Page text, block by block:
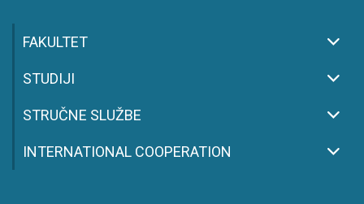
FAKULTET
STUDIJI
STRUČNE SLUŽBE
INTERNATIONAL COOPERATION